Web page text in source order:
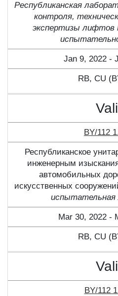
Республиканская
контроля,
экспертизы лифтов
Jan 9, 2022 -
RB, CU
BY/112
Республиканское
инженерным
автомобильных
искусственных
испытательная
Mar 30, 2022 -
RB, CU
BY/112